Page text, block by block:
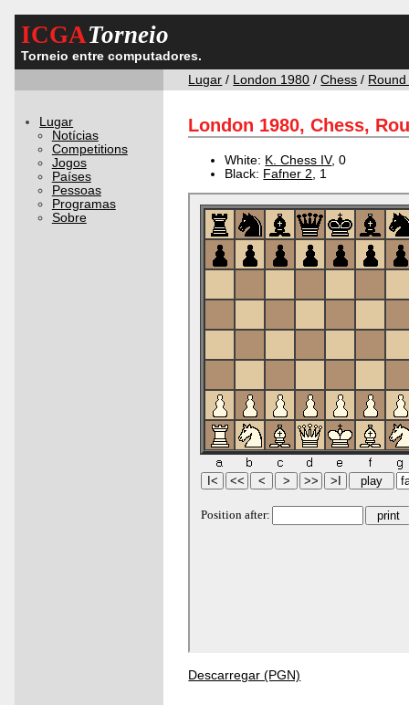
ICGATorneio
Torneio entre computadores.
Lugar / London 1980 /Chess / Round
Lugar
Notícias
Competitions
Jogos
Países
Pessoas
Programas
Sobre
London 1980, Chess,
White: K. Chess IV, 0
Black: Fafner 2 , 1
Descarregar (PGN)